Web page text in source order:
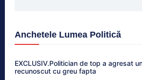
Anchetele Lumea Politică
EXCLUSIV.Politician de top a agresat
recunoscut cu greu fapta